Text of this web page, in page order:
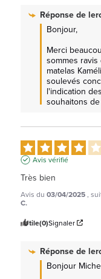
Réponse de
Bonjour,
Merci
sommes
matelas
soulevés
l'indication
souhaitons
Avis vérifié
Très bien
Avis du 03/04/2025,
C.
Utile(0)Signaler
Réponse de
Bonjour